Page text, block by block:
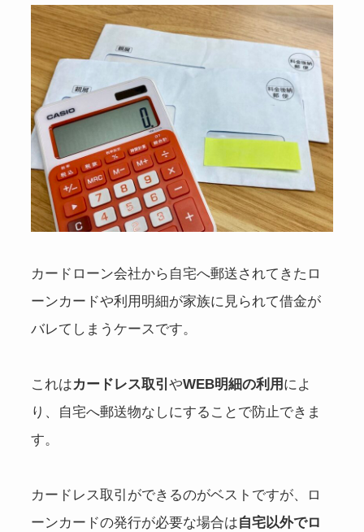
カードローン会社から自宅へ郵送されてきたロ
ーンカードや利用明細が家族に見られて借金が
バレてしまうケースです。
これはカードレス取引 やWEB明細の利用 によ
り、自宅へ郵送物なしにすることで防止できま
す。
カードレス取引ができるのがベストですが、ロ
ーンカードの発行が必要な場合は自宅以外でロ